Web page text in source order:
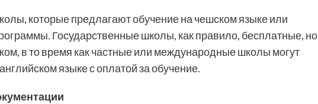
которые предлагают обучение на чешском языке или
Государственные школы, как правило, бесплатные, но
в то время как частные или международные школы могут
языке с оплатой за обучение.